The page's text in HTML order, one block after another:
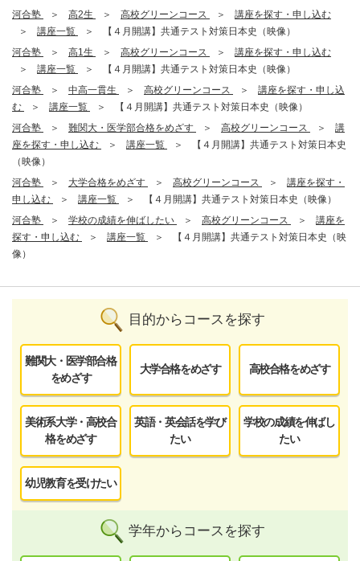
河合塾
高2生 高校グリーンコース
講座を探す・申し込む
講座一覧
【４月開講】共通テスト対策日本史（映像）
河合塾
高1生 高校グリーンコース
講座を探す・申し込む
講座一覧
【４月開講】共通テスト対策日本史（映像）
河合塾
中高一貫生 高校グリーンコース
講座を探す・申し込
む
講座一覧
【４月開講】共通テスト対策日本史（映像）
河合塾
難関大・医学部合格をめざす 高校グリーンコース
講
座を探す・申し込む
講座一覧
【４月開講】共通テスト対策日本史
（映像）
河合塾
大学合格をめざす 高校グリーンコース
講座を探す・
申し込む
講座一覧
【４月開講】共通テスト対策日本史（映像）
河合塾
学校の成績を伸ばしたい 高校グリーンコース
講座を
探す・申し込む
講座一覧
【４月開講】共通テスト対策日本史（映
像）
目的からコースを探す
難関大・医学部合格
をめざす
大学合格をめざす 高校合格をめざす
美術系大学・高校合
格をめざす
英語・英会話を学び
たい
学校の成績を伸ばし
たい
幼児教育を受けたい
学年からコースを探す